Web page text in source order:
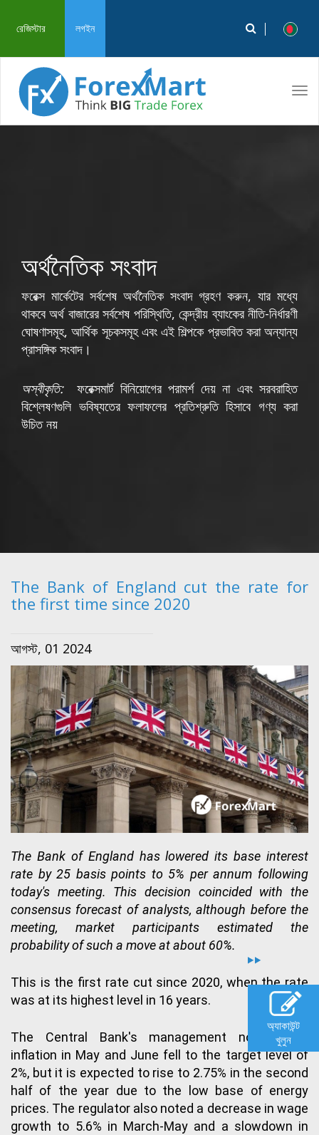
রেজিস্টার লগইন
অর্থনৈতিক সংবাদ
ফরেক্স মার্কেটের সর্বশেষ অর্থনৈতিক সংবাদ গ্রহণ করুন, যার মধ্যে
থাকবে অর্থ বাজারের সর্বশেষ পরিস্থিতি, কেন্দ্রীয় ব্যাংকের নীতি-নির্ধারণী
ঘোষণাসমূহ, আর্থিক সূচকসমূহ এবং এই শিল্পকে প্রভাবিত করা অন্যান্য
প্রাসঙ্গিক সংবাদ।
অস্বীকৃতি: ফরেক্সমার্ট বিনিয়োগের পরামর্শ দেয় না এবং সরবরাহিত
বিশ্লেষণগুলি ভবিষ্যতের ফলাফলের প্রতিশ্রুতি হিসাবে গণ্য করা
উচিত নয়
The Bank of England cut the rate for
the first time since 2020
আগস্ট, 01 2024
The Bank of England has lowered its base interest
rate by 25 basis points to 5% per annum following
today's meeting. This decision coincided with the
consensus forecast of analysts, although before the
meeting, market participants estimated the
probability of such a move at about 60%.
This is the first rate cut since 2020, when the rate
was at its highest level in 16 years.
The Central Bank's management noted that
inflation in May and June fell to the target level of
2%, but it is expected to rise to 2.75% in the second
half of the year due to the low base of energy
prices. The regulator also noted a decrease in wage
growth to 5.6% in March-May and a slowdown in
অ্যাকাউন্ট
খুলুন